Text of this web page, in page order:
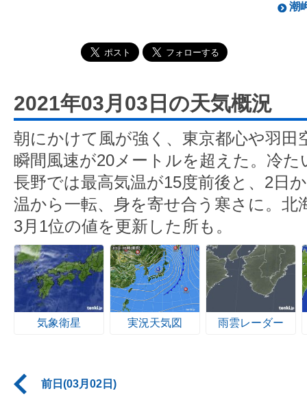
潮
2021年03月03日の天気概況
朝にかけて風が強く、東京都心や羽田
瞬間風速が20メートルを超えた。冷
長野では最高気温が15度前後と、2日
温から一転、身を寄せ合う寒さに。北
3月1位の値を更新した所も。
気象衛星 実況天気図 雨雲レーダー
前日(03月02日)